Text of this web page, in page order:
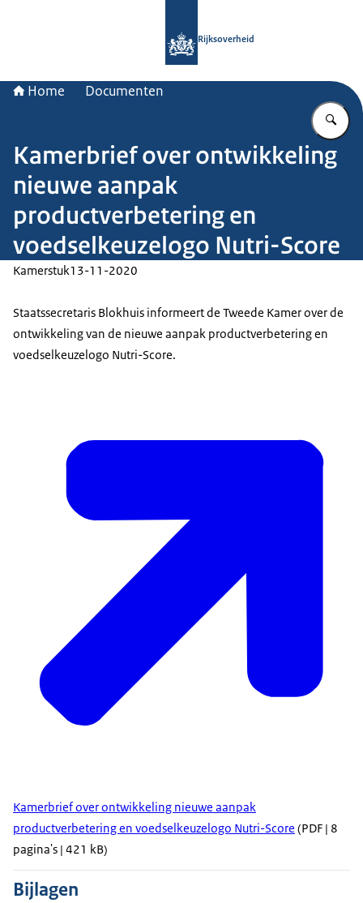
Rijksoverheid
Home Documenten
Kamerbrief over ontwikkeling
nieuwe aanpak
productverbetering en
voedselkeuzelogo Nutri-Score
Kamerstuk13-11-2020
Staatssecretaris Blokhuis informeert de Tweede Kamer over de
ontwikkeling van de nieuwe aanpak productverbetering en
voedselkeuzelogo Nutri-Score.
Kamerbrief over ontwikkeling nieuwe aanpak
productverbetering en voedselkeuzelogo Nutri-Score (PDF | 8
pagina's | 421 kB)
Bijlagen